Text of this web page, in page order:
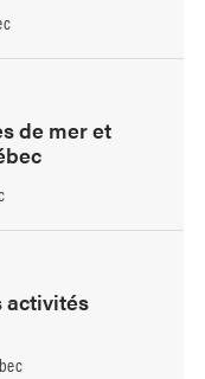
de mer et
activités